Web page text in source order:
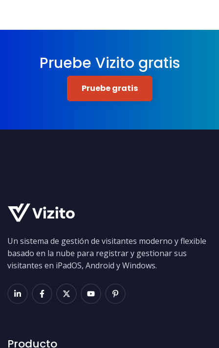
Pruebe Vizito gratis
Pruebe gratis
Un sistema de gestión de visitantes moderno y flexible
basado en la nube para registrar y gestionar sus
visitantes en iPadOS, Android y Windows.
Producto